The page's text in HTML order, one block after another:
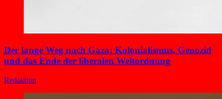
Der lange Weg nach Gaza: Kolonialismus, Genozid
und das Ende der liberalen Weltordnung
Redaktion